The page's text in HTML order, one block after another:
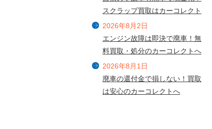
スクラップ買取はカーコレクト
2026年8月2日
エンジン故障は即決で廃車！無
料買取・処分のカーコレクトへ
2026年8月1日
廃車の還付金で損しない！買取
は安心のカーコレクトへ